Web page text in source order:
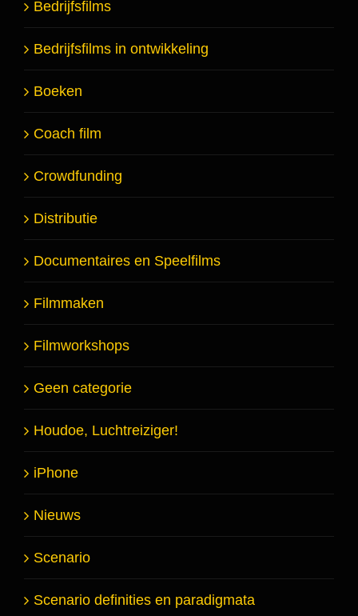
Bedrijfsfilms
Bedrijfsfilms in ontwikkeling
Boeken
Coach film
Crowdfunding
Distributie
Documentaires en Speelfilms
Filmmaken
Filmworkshops
Geen categorie
Houdoe, Luchtreiziger!
iPhone
Nieuws
Scenario
Scenario definities en paradigmata